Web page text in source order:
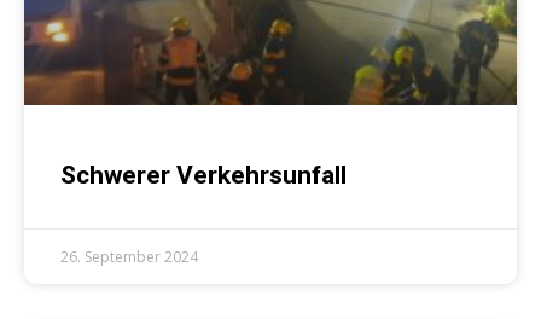
Schwerer Verkehrsunfall
26. September 2024